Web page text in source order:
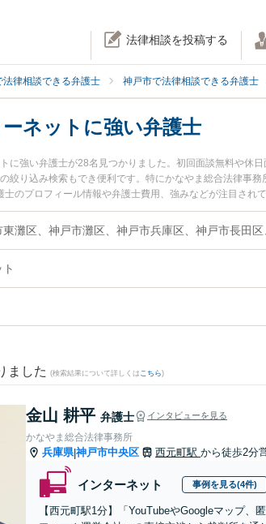
法律相談を投稿する
法律相談できる弁護士 神戸市で法律相談できる弁護士
ネットに強い弁護士
に強い弁護士が28名見つかりました。初回面談無料や休
絞り込み検索もでき便利です。特にかなやま総合法律事
士のプロフィール情報や弁護士費用、強みなどが注目さ
トのトラブル解決の実績豊富な近くの弁護士を検索した
おすすめです。
ました (検索結果について詳しくは こちら)
金山 耕平 弁護士 インタビューを見る
かなやま総合法律事務所
兵庫県|神戸市中央区 西元町駅 から徒歩2分
インターネット 事例を見る(4件)
【​西元町駅1分】「YouTubeやGoogleマップ